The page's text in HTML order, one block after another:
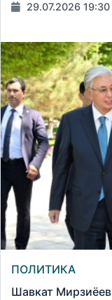
29.07.2026 19:30
ПОЛИТИКА
Шавкат